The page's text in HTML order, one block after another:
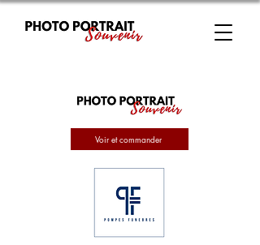
Voir et commander